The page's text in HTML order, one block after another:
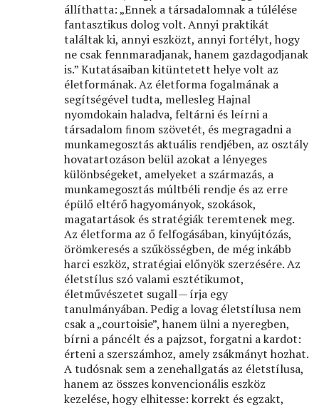
állíthatta: „Ennek a társadalomnak a túlélése
fantasztikus dolog volt. Annyi praktikát
találtak ki, annyi eszközt, annyi fortélyt, hogy
ne csak fennmaradjanak, hanem gazdagodjanak
is.” Kutatásaiban kitüntetett helye volt az
életformának. Az életforma fogalmának a
segítségével tudta, mellesleg Hajnal
nyomdokain haladva, feltárni és leírni a
társadalom ﬁnom szövetét, és megragadni a
munkamegosztás aktuális rendjében, az osztály
hovatartozáson belül azokat a lényeges
különbségeket, amelyeket a származás, a
munkamegosztás múltbéli rendje és az erre
épülő eltérő hagyományok, szokások,
magatartások és stratégiák teremtenek meg.
Az életforma az ő felfogásában, kinyújtózás,
örömkeresés a szűkösségben, de még inkább
harci eszköz, stratégiai előnyök szerzésére. Az
életstílus szó valami esztétikumot,
életművészetet sugall — írja egy
tanulmányában. Pedig a lovag életstílusa nem
csak a „courtoisie”, hanem ülni a nyeregben,
bírni a páncélt és a pajzsot, forgatni a kardot:
érteni a szerszámhoz, amely zsákmányt hozhat.
A tudósnak sem a zenehallgatás az életstílusa,
hanem az összes konvencionális eszköz
kezelése, hogy elhitesse: korrekt és egzakt,